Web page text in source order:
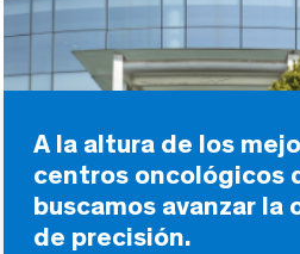
A la altura de los
centros oncológicos
buscamos avanzar la
de precisión.